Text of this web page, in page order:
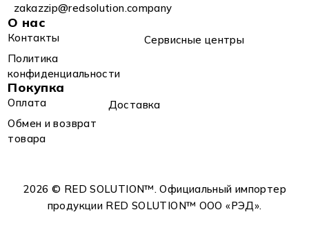
zakazzip@redsolution.company
О нас
Контакты
Сервисные центры
Политика
конфиденциальности
Покупка
Оплата
Доставка
Обмен и возврат
товара
2026 © RED SOLUTION™. Официальный импортер
продукции RED SOLUTION™ OOO «РЭД».